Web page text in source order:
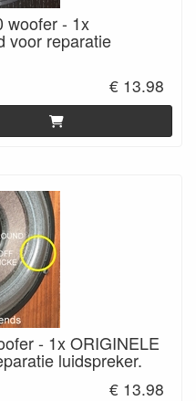
woofer - 1x
voor reparatie
€ 13.98
- 1x ORIGINELE
luidspreker.
€ 13.98